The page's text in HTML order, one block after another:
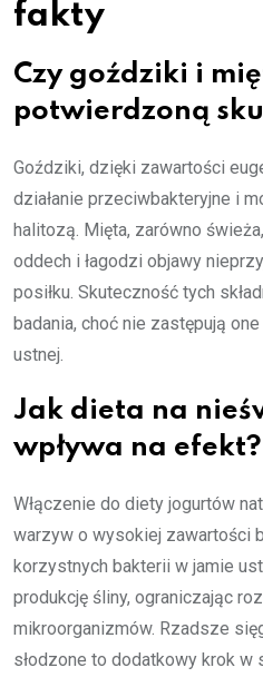
fakty
Czy goździki i
potwierdzoną
Goździki, dzięki zawartości
działanie przeciwbakteryjne i
halitozą. Mięta, zarówno
oddech i łagodzi objawy
posiłku. Skuteczność tych
badania, choć nie zastępują
ustnej.
Jak dieta na
wpływa na efekt?
Włączenie do diety jogurtów
warzyw o wysokiej zawartości
korzystnych bakterii w jamie
produkcję śliny, ograniczając
mikroorganizmów. Rzadsze
słodzone to dodatkowy krok w